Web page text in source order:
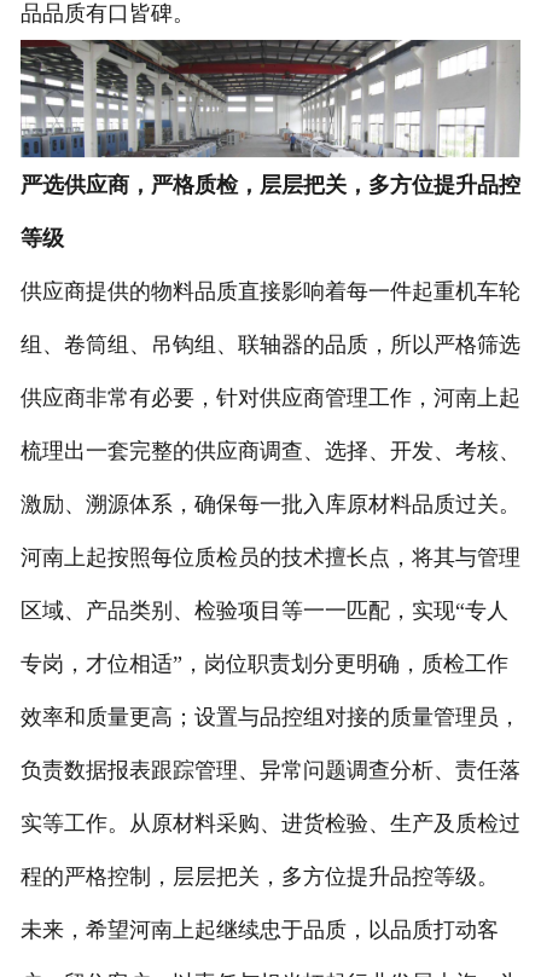
品品质有口皆碑。
严选供应商，严格质检，层层把关，多方位提升品控
等级
供应商提供的物料品质直接影响着每一件起重机车轮
组、卷筒组、吊钩组、联轴器的品质，所以严格筛选
供应商非常有必要，针对供应商管理工作，河南上起
梳理出一套完整的供应商调查、选择、开发、考核、
激励、溯源体系，确保每一批入库原材料品质过关。
河南上起按照每位质检员的技术擅长点，将其与管理
区域、产品类别、检验项目等一一匹配，实现“专人
专岗，才位相适”，岗位职责划分更明确，质检工作
效率和质量更高；设置与品控组对接的质量管理员，
负责数据报表跟踪管理、异常问题调查分析、责任落
实等工作。从原材料采购、进货检验、生产及质检过
程的严格控制，层层把关，多方位提升品控等级。
未来，希望河南上起继续忠于品质，以品质打动客